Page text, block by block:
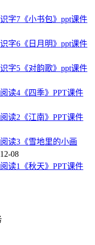
字7《小书包》ppt课件
字6《日月明》ppt课件
字5《对韵歌》ppt课件
读4《四季》PPT课件
读2《江南》PPT课件
读3《雪地里的小画
08
读1《秋天》PPT课件